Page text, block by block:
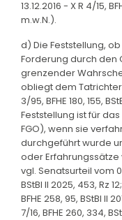
13.12.2016 - X R 4/15,
m.w.N.).
d) Die Feststellung,
Forderung durch den
grenzender
obliegt dem Tatrichter
3/95, BFHE 180, 155,
Feststellung ist für
FGO), wenn sie
durchgeführt wurde
oder
vgl. Senatsurteil vom
BStBl II 2025, 453, Rz
BFHE 258, 95, BStBl II
7/16, BFHE 260, 334,